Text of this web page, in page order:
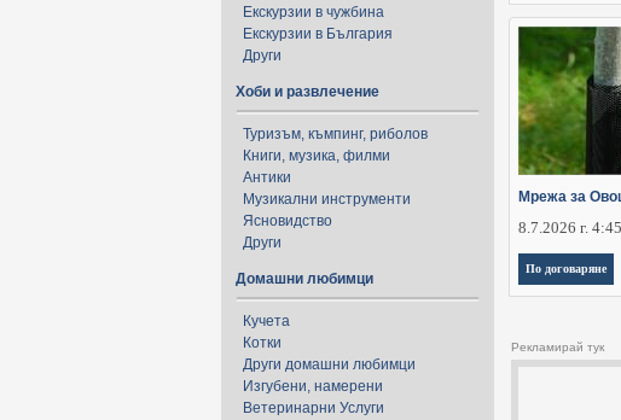
Екскурзии в чужбина
Екскурзии в България
Други
Хоби и развлечение
Туризъм, къмпинг, риболов
Книги, музика, филми
Антики
Музикални инструменти
Ясновидство
Други
Домашни любимци
Кучета
Котки
Други домашни любимци
Изгубени, намерени
Ветеринарни Услуги
Мрежа за
8.7.2026 г.
По договаряне
Рекламирай тук